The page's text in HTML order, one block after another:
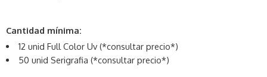
Cantidad mínima:
12 unid Full Color Uv (*consultar precio*)
50 unid Serigrafia (*consultar precio*)